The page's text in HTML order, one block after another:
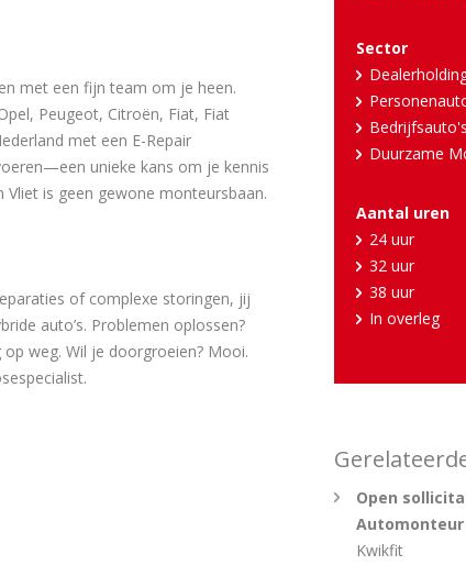
Sector
Bedrijfsauto's
Duurzame
Aantal uren
24 uur
32 uur
38 uur
In overleg
met een fijn team om je heen.
Peugeot, Citroën, Fiat, Fiat
met een E-Repair
unieke kans om je kennis
is geen gewone monteursbaan.
of complexe storingen, jij
auto’s. Problemen oplossen?
weg. Wil je doorgroeien? Mooi.
Open
Automonteur
Kwikfit